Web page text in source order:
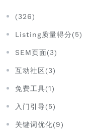
(326)
Listing质量得分(5)
SEM页面(3)
互动社区(3)
免费工具(1)
入门引导(5)
关键词优化(9)